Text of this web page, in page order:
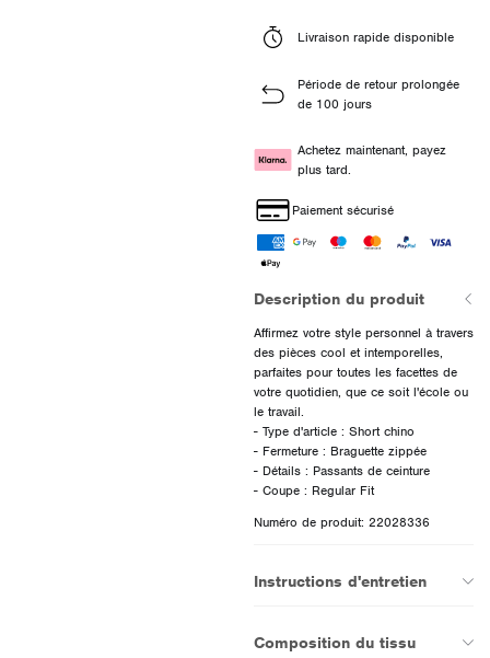
Livraison rapide disponible
Période de retour prolongée
de 100 jours
Achetez maintenant, payez
plus tard.
Paiement sécurisé
Description du produit
Affirmez votre style personnel à travers
des pièces cool et intemporelles,
parfaites pour toutes les facettes de
votre quotidien, que ce soit l'école ou
le travail.
- Type d'article : Short chino
- Fermeture : Braguette zippée
- Détails : Passants de ceinture
- Coupe : Regular Fit
Numéro de produit: 22028336
Instructions d'entretien
Composition du tissu